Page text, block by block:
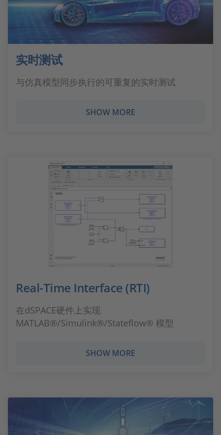
实时测试
与仿真模型同步执行的可重复的实时测试
SHOW MORE
Real-Time Interface (RTI)
在dSPACE硬件上实现
MATLAB®/Simulink®/Stateflow® 模型
SHOW MORE